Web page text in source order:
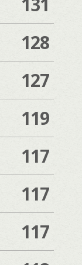
128
127
119
117
117
117